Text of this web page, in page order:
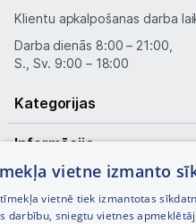
Klientu apkalpošanas darba
Darba dienās 8:00 – 21:00,
S., Sv. 9:00 – 18:00
Kategorijas
Informācija
Noderīgas saites
vietne izmanto
vietnē tiek izmantotas
darbību, sniegtu vietnes